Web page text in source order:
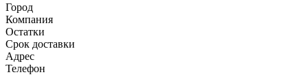
Город
Компания
Остатки
Срок доставки
Адрес
Телефон